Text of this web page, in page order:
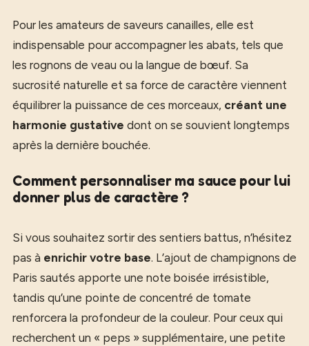
Pour les amateurs de saveurs canailles, elle est
indispensable pour accompagner les abats, tels que
les rognons de veau ou la langue de bœuf. Sa
sucrosité naturelle et sa force de caractère viennent
équilibrer la puissance de ces morceaux, créant une
harmonie gustative dont on se souvient longtemps
après la dernière bouchée.
Comment personnaliser ma sauce pour lui
donner plus de caractère ?
Si vous souhaitez sortir des sentiers battus, n’hésitez
pas à enrichir votre base. L’ajout de champignons de
Paris sautés apporte une note boisée irrésistible,
tandis qu’une pointe de concentré de tomate
renforcera la profondeur de la couleur. Pour ceux qui
recherchent un « peps » supplémentaire, une petite